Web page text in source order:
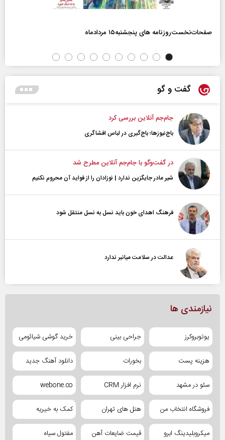
صفحات‌نخست‌روزنامه ها‌ی پنجشنبه‌۱۵ مردادماه
گفت و گو
جام‌جم آنلاین بررسی کرد
باج‌نیوزها؛ باج‌گیری در لباس افشاگری
در گفت‌و‌گو با جام‌جم آنلاین مطرح شد
شیر مادر جایگزین ندارد | نوزادان را از فواید آن محروم نکنیم
فرهنگ اهدای خون باید نسل به نسل منتقل شود
عدالت در سلامت میانبر ندارد
نیازمندی ها
یوتوبروکرز جراحی بینی خرید گوشی شیائومی
هزینه پست بخورات دانلود آهنگ جدید
سئو در مشهد نرم افزار CRM webone.co
فروشگاه انتخاب من هتل های تهران کمک به خیریه
میکروبلیدینگ ابرو قیمت ضایعات آهن مفتول سیاه